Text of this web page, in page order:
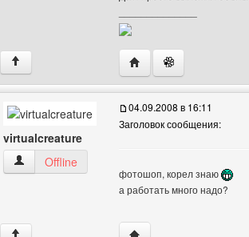
↑ Посетить сайт
virtualcreature
virtualcreature Посмотреть профиль
Offline
04.09.2008 в 16:11
Заголовок сообщения:
фотошоп, корел знаю
а работать много надо?
Посетить сайт